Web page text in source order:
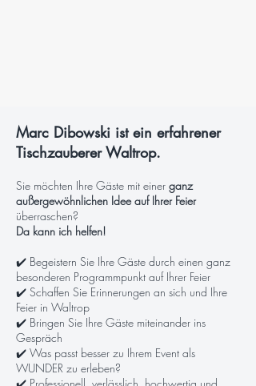
Marc Dibowski ist ein erfahrener
Tischzauberer Waltrop.
Sie möchten Ihre Gäste mit einer ganz
außergewöhnlichen Idee auf Ihrer Feier
überraschen?
Da kann ich helfen!
✔️ Begeistern Sie Ihre Gäste durch einen ganz
besonderen Programmpunkt auf Ihrer Feier
✔️ Schaffen Sie Erinnerungen an sich und Ihre
Feier in Waltrop
✔️ Bringen Sie Ihre Gäste miteinander ins
Gespräch
✔️ Was passt besser zu Ihrem Event als
WUNDER zu erleben?